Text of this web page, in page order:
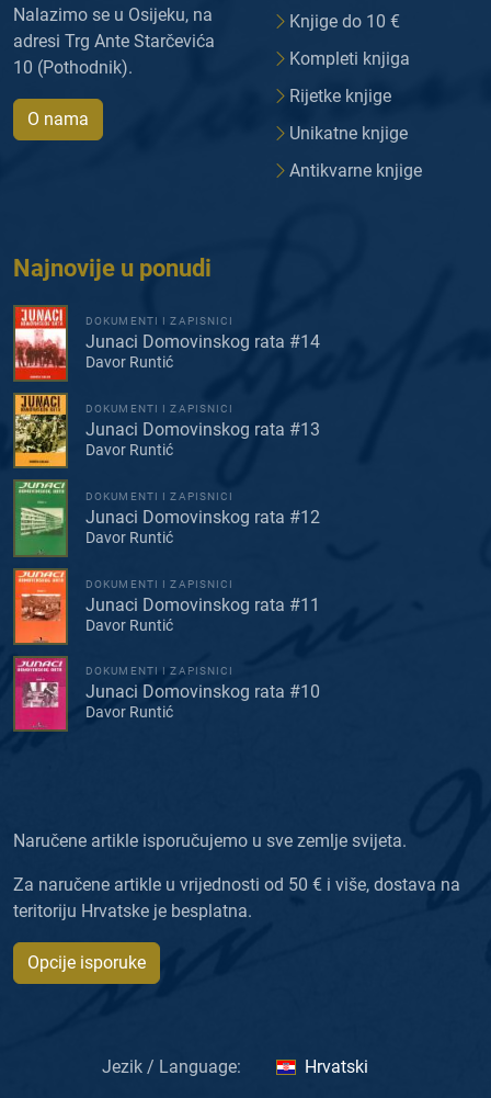
Nalazimo se u Osijeku, na
adresi Trg Ante Starčevića
10 (Pothodnik).
O nama
Knjige do 10 €
Kompleti knjiga
Rijetke knjige
Unikatne knjige
Antikvarne knjige
Najnovije u ponudi
DOKUMENTI I ZAPISNICI
Junaci Domovinskog rata #14
Davor Runtić
DOKUMENTI I ZAPISNICI
Junaci Domovinskog rata #13
Davor Runtić
DOKUMENTI I ZAPISNICI
Junaci Domovinskog rata #12
Davor Runtić
DOKUMENTI I ZAPISNICI
Junaci Domovinskog rata #11
Davor Runtić
DOKUMENTI I ZAPISNICI
Junaci Domovinskog rata #10
Davor Runtić
Naručene artikle isporučujemo u sve zemlje svijeta.
Za naručene artikle u vrijednosti od 50 € i više, dostava na
teritoriju Hrvatske je besplatna.
Opcije isporuke
Jezik / Language: Hrvatski